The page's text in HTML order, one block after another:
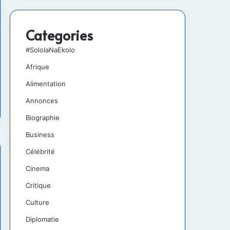
Categories
#SololaNaEkolo
Afrique
Alimentation
Annonces
Biographie
Business
Célébrité
Cinema
Critique
Culture
Diplomatie